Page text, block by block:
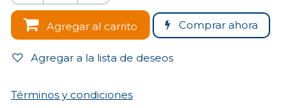
Agregar al carrito Comprar ahora
Agregar a la lista de deseos
Términos y condiciones